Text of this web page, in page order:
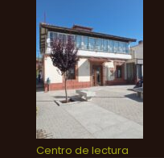
Centro de lectura